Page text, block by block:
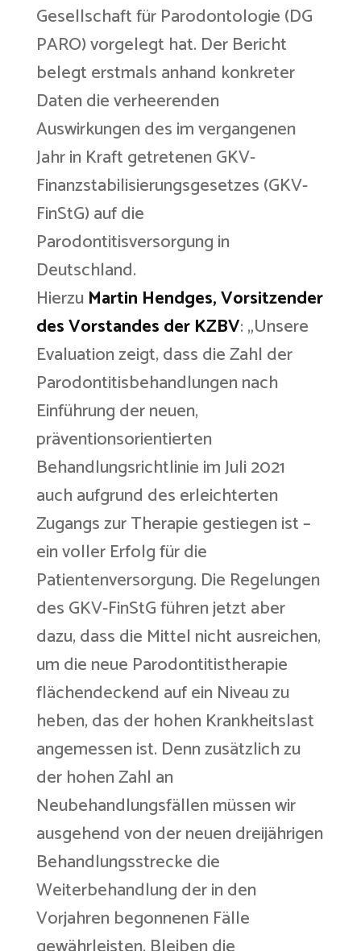
Gesellschaft für Parodontologie (DG
PARO) vorgelegt hat. Der Bericht
belegt erstmals anhand konkreter
Daten die verheerenden
Auswirkungen des im vergangenen
Jahr in Kraft getretenen GKV-
Finanzstabilisierungsgesetzes (GKV-
FinStG) auf die
Parodontitisversorgung in
Deutschland.
Hierzu Martin Hendges, Vorsitzender
des Vorstandes der KZBV: „Unsere
Evaluation zeigt, dass die Zahl der
Parodontitisbehandlungen nach
Einführung der neuen,
präventionsorientierten
Behandlungsrichtlinie im Juli 2021
auch aufgrund des erleichterten
Zugangs zur Therapie gestiegen ist –
ein voller Erfolg für die
Patientenversorgung. Die Regelungen
des GKV-FinStG führen jetzt aber
dazu, dass die Mittel nicht ausreichen,
um die neue Parodontitistherapie
flächendeckend auf ein Niveau zu
heben, das der hohen Krankheitslast
angemessen ist. Denn zusätzlich zu
der hohen Zahl an
Neubehandlungsfällen müssen wir
ausgehend von der neuen dreijährigen
Behandlungsstrecke die
Weiterbehandlung der in den
Vorjahren begonnenen Fälle